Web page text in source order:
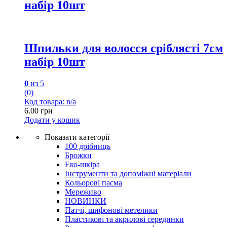
набір 10шт
Шпильки для волосся сріблясті 7см
набір 10шт
0 из 5
(0)
Код товара: n/a
6.00 грн
Додати у кошик
Показати категорії
100 дрібниць
Брожки
Еко-шкіра
Інструменти та допоміжні матеріали
Кольорові пасма
Мереживо
НОВИНКИ
Патчі, шифонові метелики
Пластикові та акрилові серединки